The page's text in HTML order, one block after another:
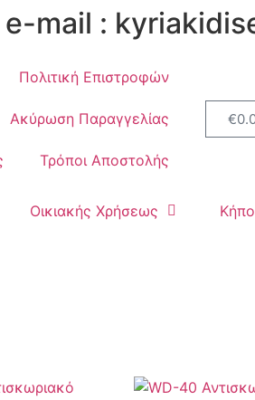
mail :
Πολιτική Επιστροφών
Ακύρωση Παραγγελίας
Τρόποι Αποστολής
€
Οικιακής Χρήσεως